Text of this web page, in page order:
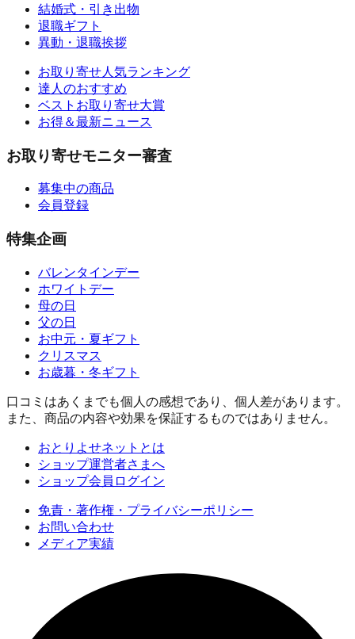
結婚式・引き出物
退職ギフト
異動・退職挨拶
お取り寄せ人気ランキング
達人のおすすめ
ベストお取り寄せ大賞
お得＆最新ニュース
お取り寄せモニター審査
募集中の商品
会員登録
特集企画
バレンタインデー
ホワイトデー
母の日
父の日
お中元・夏ギフト
クリスマス
お歳暮・冬ギフト
口コミはあくまでも個人の感想であり、個人差があります。
また、商品の内容や効果を保証するものではありません。
おとりよせネットとは
ショップ運営者さまへ
ショップ会員ログイン
免責・著作権・プライバシーポリシー
お問い合わせ
メディア実績